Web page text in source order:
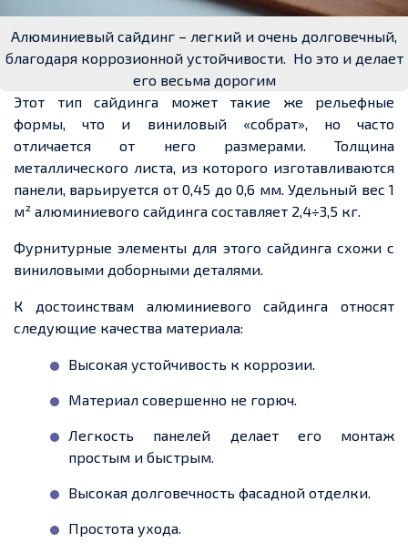
Алюминиевый сайдинг – легкий и очень долговечный,
благодаря коррозионной устойчивости. Но это и делает
его весьма дорогим
Этот тип сайдинга можеттакие же рельефные
формы, что и виниловый «собрат», но часто
отличается от него размерами. Толщина
металлического листа, из которого изготавливаются
панели, варьируется от 0,45 до 0,6 мм. Удельный вес 1
м² алюминиевого сайдинга составляет 2,4÷3,5 кг.
Фурнитурные элементы для этого сайдинга схожи с
виниловыми доборными деталями.
К достоинствам алюминиевого сайдинга относят
следующие качества материала:
Высокая устойчивость к коррозии.
Материал совершенно не горюч.
Легкость панелей делает его монтаж
простым и быстрым.
Высокая долговечность фасадной отделки.
Простота ухода.